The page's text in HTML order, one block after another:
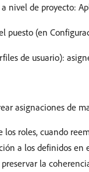
nivel de proyecto:
puesto (en
de usuario):
asignaciones de
los roles, cuando
a los definidos en
la